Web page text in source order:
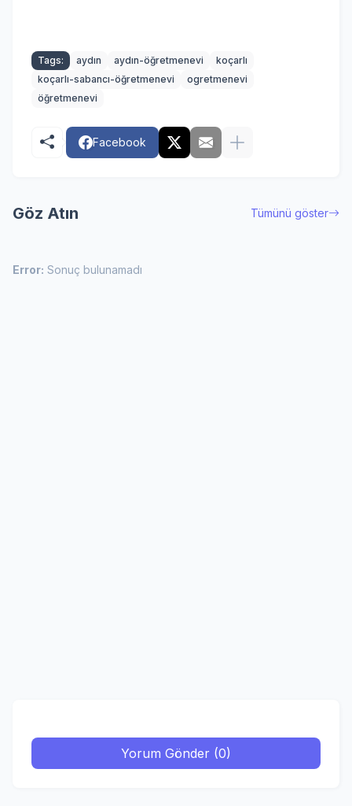
Tags: aydın aydın-öğretmenevi
koçarlı
koçarlı-sabancı-öğretmenevi
ogretmenevi
öğretmenevi
Facebook
Göz Atın Tümünü göster
Error: Sonuç bulunamadı
Yorum Gönder (0)